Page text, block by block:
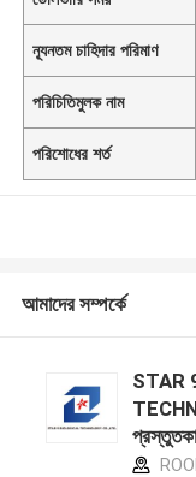
ন্যূনতম চাহিদার পরিমাণ
পরিচিতিমুলক নাম
পরিশোধের শর্ত
আমাদের সম্পর্কে
STAR